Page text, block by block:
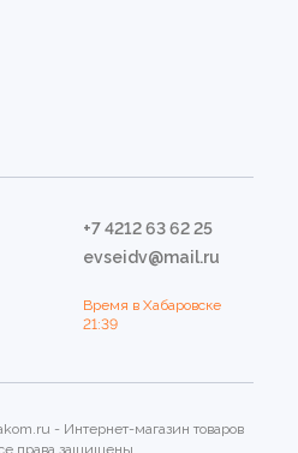
+7 4212 63 62 25
evseidv@mail.ru
Время в Хабаровске
21:39
- Интернет-магазин товаров